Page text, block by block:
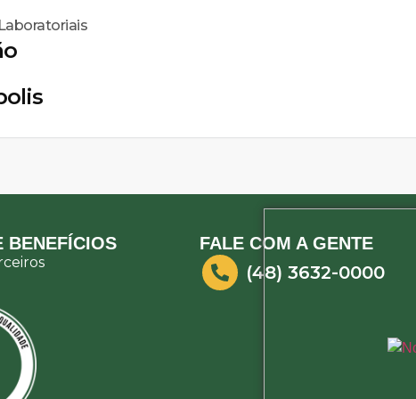
BENEFÍCIOS FALE COM A GENTE
(48) 3632-0000